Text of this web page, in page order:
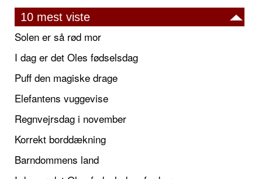
10 mest viste
Solen er så rød mor
I dag er det Oles fødselsdag
Puff den magiske drage
Elefantens vuggevise
Regnvejrsdag i november
Korrekt borddækning
Barndommens land